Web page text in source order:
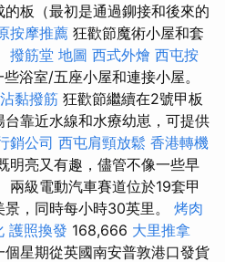
板（最初是通過鉚接和後來的
按摩推薦 狂歡節魔術小屋和套
撥筋堂 地圖 西式外燴 西屯按
浴室/五座小屋和連接小屋。
黏撥筋 狂歡節繼續在2號甲板
台靠近水線和水療幼崽，可提供
銷公司 西屯肩頸放鬆 香港轉機
明亮又有趣，儘管不像一些早
兩級電動汽車賽道位於19套甲
，同時每小時30英里。 烤肉
護照換發 168,666 大里推拿
星期從英國南安普敦港口發貨